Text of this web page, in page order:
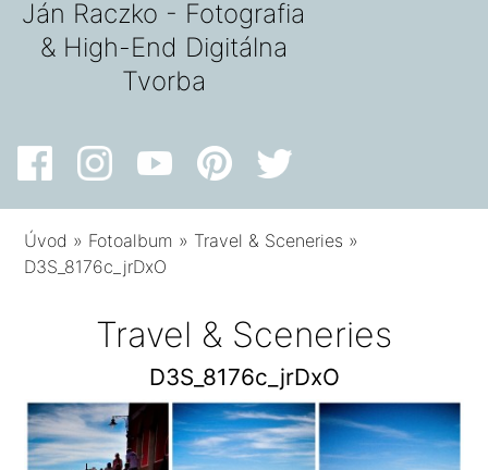
Ján Raczko - Fotografia
& High-End Digitálna
Tvorba
Úvod » Fotoalbum » Travel & Sceneries »
D3S_8176c_jrDxO
Travel & Sceneries
D3S_8176c_jrDxO